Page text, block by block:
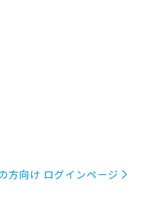
方向け ログインページ